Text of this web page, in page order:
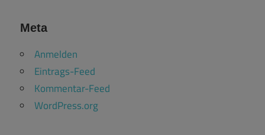
Meta
Anmelden
Eintrags-Feed
Kommentar-Feed
WordPress.org